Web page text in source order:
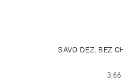
SAVO DEZ. BEZ
3,66